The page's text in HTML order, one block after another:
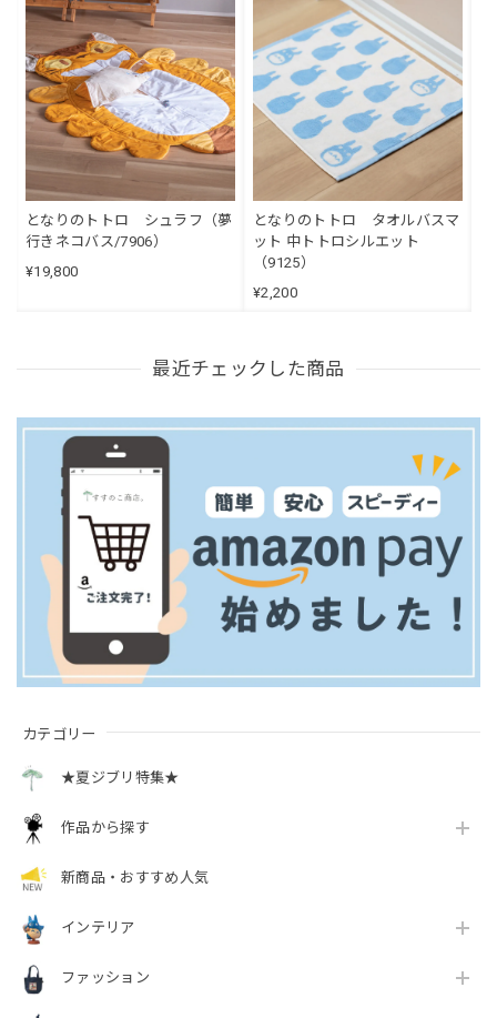
カテゴリー
★夏ジブリ特集★
作品から探す
新商品・おすすめ人気
インテリア
ファッション
となりのトトロ シュラフ（夢
行きネコバス/7906）
¥19,800
となりのトトロ タオルバスマ
ット 中トトロシルエット
（9125）
¥2,200
最近チェックした商品